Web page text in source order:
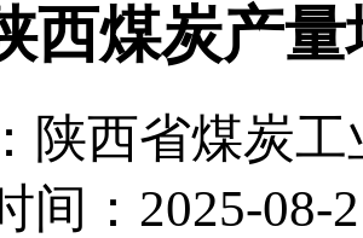
西煤炭产
陕西省煤炭工
间：2025-08-